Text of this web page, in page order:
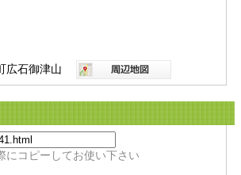
広石御津山
コピーしてお使い下さい